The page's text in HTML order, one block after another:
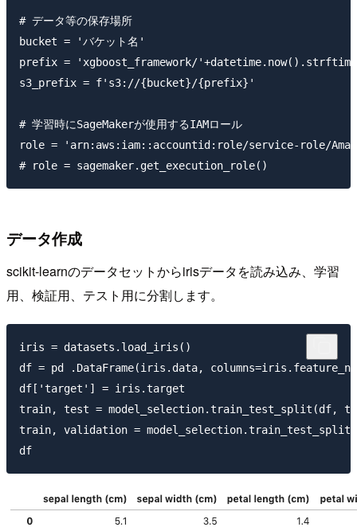
# データ等の保存場所
bucket = 'バケット名'
prefix = 'xgboost_framework/
s3_prefix = f's3://{bucket}/{prefix}'
# 学習時にSageMakerが使用するIAMロール
role = 'arn:aws:iam::accountid:role/service-role/
データ作成
scikit-learnのデータセットからirisデータを読み込み、学習
用、検証用、テスト用に分割します。
iris = datasets.load_iris()
df = pd .DataFrame(iris.data,
df['target'] = iris.target
train, test = model_selection.train_test_split(df,
train, validation =